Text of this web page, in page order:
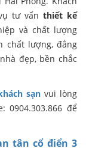
tư vấnthiết kế
và chất lượng
chất lượng, đẳng
đẹp, bền chắc
sạnvui lòng
0904.303.866 để
tân cổ điển 3